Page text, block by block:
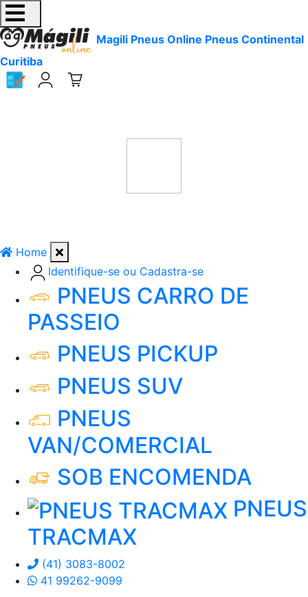
Magili Pneus Online Pneus Continental
Curitiba
Home
Identifique-se ou Cadastra-se
PNEUS CARRO DE
PASSEIO
PNEUS PICKUP
PNEUS SUV
PNEUS
VAN/COMERCIAL
SOB ENCOMENDA
PNEUS
TRACMAX
(41) 3083-8002
41 99262-9099